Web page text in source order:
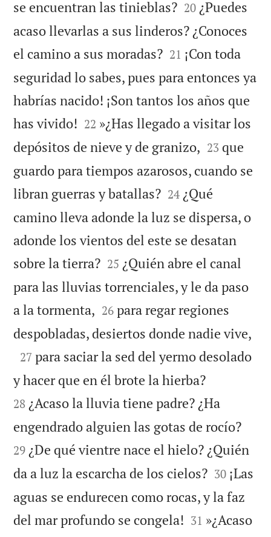
se encuentran las tinieblas?
20 ¿Puedes
acaso llevarlas a sus linderos? ¿Conoces
el camino a sus moradas?
21 ¡Con toda
seguridad lo sabes, pues para entonces ya
habrías nacido! ¡Son tantos los años que
has vivido! 

22 »¿Has llegado a visitar los
depósitos de nieve y de granizo, 

23 que
guardo para tiempos azarosos, cuando se
libran guerras y batallas?
24 ¿Qué
camino lleva adonde la luz se dispersa, o
adonde los vientos del este se desatan
sobre la tierra?
25 ¿Quién abre el canal
para las lluvias torrenciales, y le da paso
a la tormenta, 

26 para regar regiones
despobladas, desiertos donde nadie vive,

27 para saciar la sed del yermo desolado
y hacer que en él brote la hierba?
28 ¿Acaso la lluvia tiene padre? ¿Ha
engendrado alguien las gotas de rocío?
29 ¿De qué vientre nace el hielo? ¿Quién
da a luz la escarcha de los cielos?
30 ¡Las
aguas se endurecen como rocas, y la faz
del mar profundo se congela! 

31 »¿Acaso